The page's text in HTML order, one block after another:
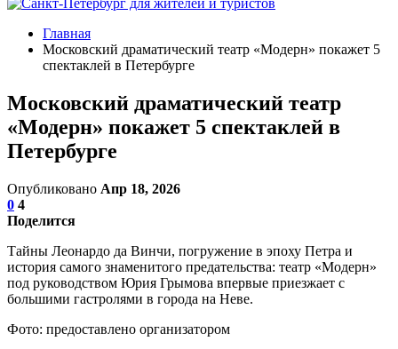
Главная
Московский драматический театр «Модерн» покажет 5
спектаклей в Петербурге
Московский драматический театр
«Модерн» покажет 5 спектаклей в
Петербурге
Опубликовано Апр 18, 2026
0 4
Поделится
Тайны Леонардо да Винчи, погружение в эпоху Петра и
история самого знаменитого предательства: театр «Модерн»
под руководством Юрия Грымова впервые приезжает с
большими гастролями в города на Неве.
Фото: предоставлено организатором